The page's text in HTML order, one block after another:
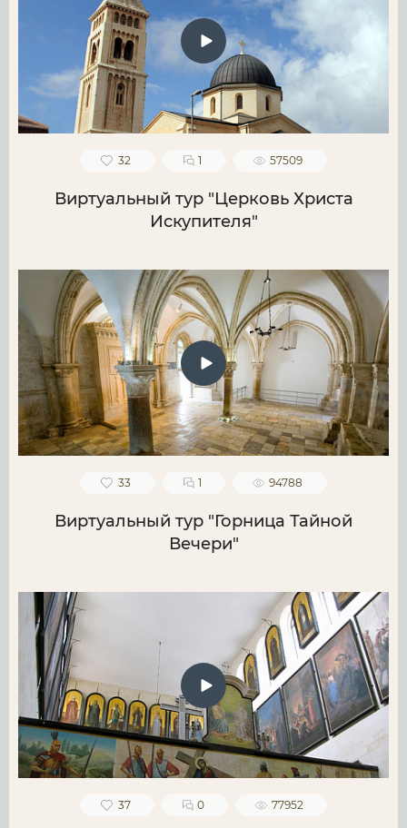
32 1 57509
Виртуальный тур "Церковь Христа
Искупителя"
33 1 94788
Виртуальный тур "Горница Тайной
Вечери"
37 0 77952